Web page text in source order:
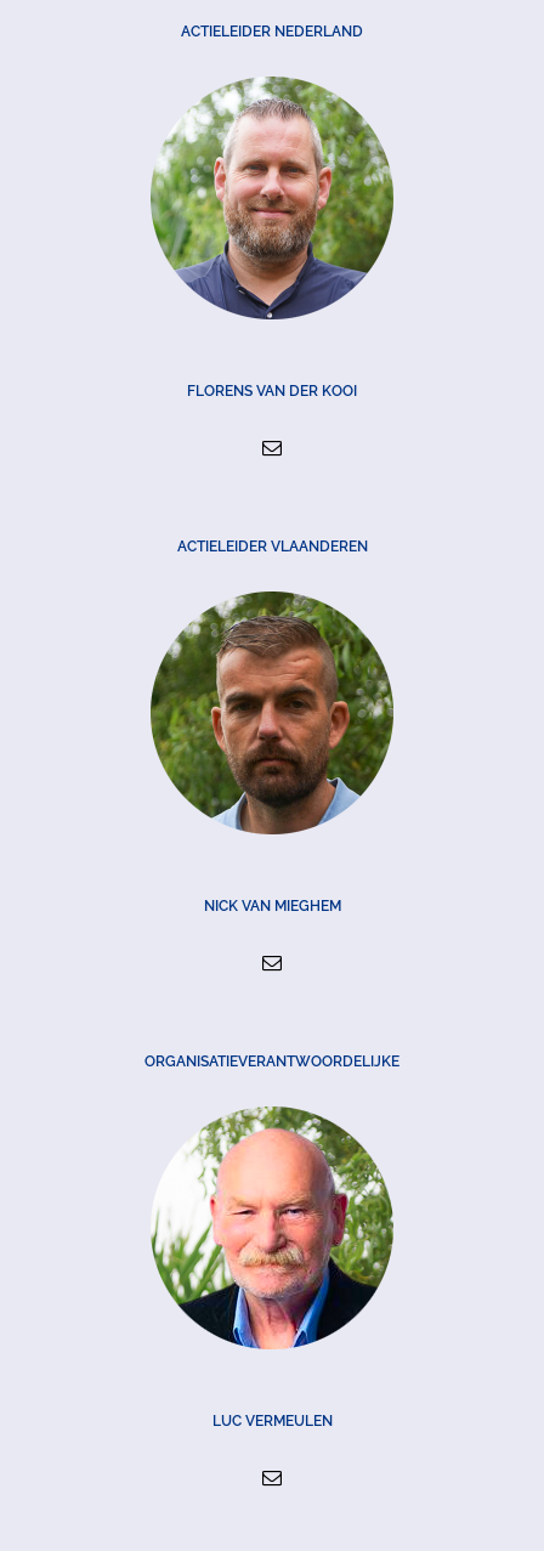
ACTIELEIDER NEDERLAND
FLORENS VAN DER KOOI
ACTIELEIDER VLAANDEREN
NICK VAN MIEGHEM
ORGANISATIEVERANTWOORDELIJKE
LUC VERMEULEN